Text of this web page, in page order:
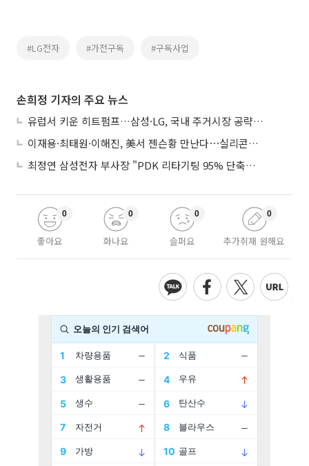
#LG전자 #가전구독 #구독사업
손희정 기자의 주요 뉴스
유럽서 키운 히트펌프…삼성·LG, 국내 주거시장 공략 ‘속도’
이재용·최태원·이해진, 美서 젠슨황 만난다⋯실리콘밸리 집결하는 AI리더
최정연 삼성전자 부사장 "PDK 리타기팅 95% 단축…에이전트 AI 시범 활용"
좋아요
0
화나요
0
슬퍼요
0
추가취재 원해요
0